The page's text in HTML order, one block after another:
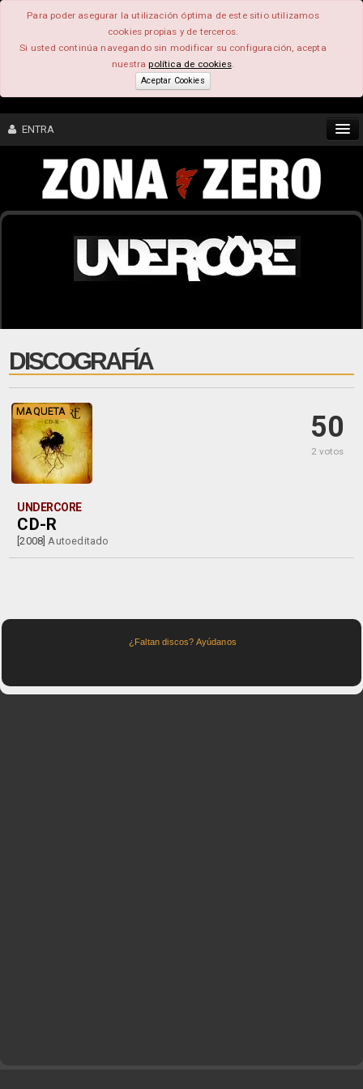
Para poder asegurar la utilización óptima de este sitio utilizamos
cookies propias y de terceros.
Si usted continúa navegando sin modificar su configuración, acepta
nuestrapolítica de cookies.
Aceptar Cookies
ENTRA
CONTENIDO
COMUNIDAD
FEEEDBACK
DISCOGRAFÍA
50
2 votos
MAQUETA
UNDERCORE
CD-R
[2008]Autoeditado
¿Faltan discos? Ayúdanos